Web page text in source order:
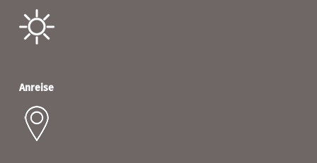
Anreise